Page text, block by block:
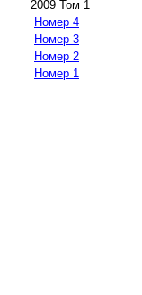
2009 Том 1
Номер 4
Номер 3
Номер 2
Номер 1